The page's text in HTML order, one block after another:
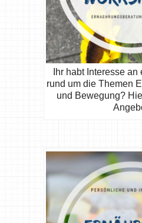
Ihr habt Interesse
rund um die Themen
und Bewegung?